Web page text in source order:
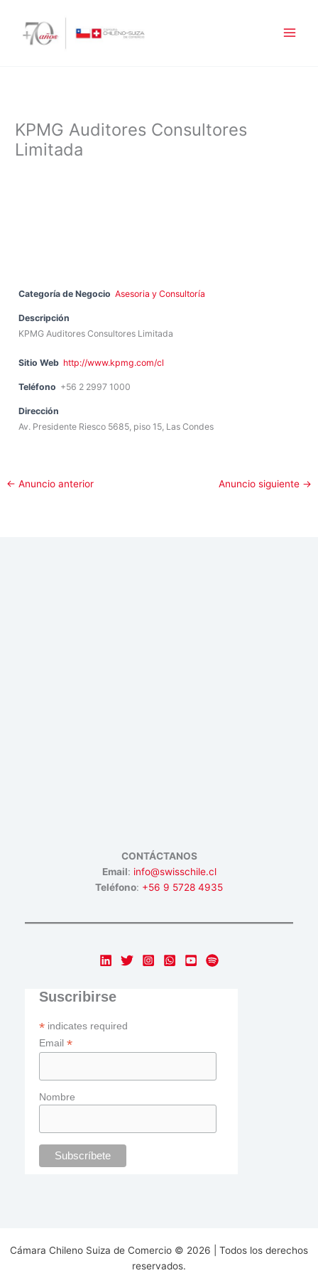
contenido
KPMG Auditores Consultores
Limitada
Categoría de Negocio Asesoria y Consultoría
Descripción
KPMG Auditores Consultores Limitada
Sitio Web http://www.kpmg.com/cl
Teléfono +56 2 2997 1000
Dirección
Av. Presidente Riesco 5685, piso 15, Las Condes
← Anuncio anterior Anuncio siguiente →
CONTÁCTANOS
Email: info@swisschile.cl
Teléfono: +56 9 5728 4935
Suscribirse
* indicates required
Email *
Nombre
Cámara Chileno Suiza de Comercio © 2026 | Todos los derechos
reservados.